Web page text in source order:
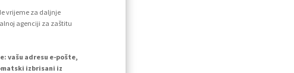
vrijeme za daljnje
agenciji za zaštitu
vašu adresu e-pošte,
izbrisani iz